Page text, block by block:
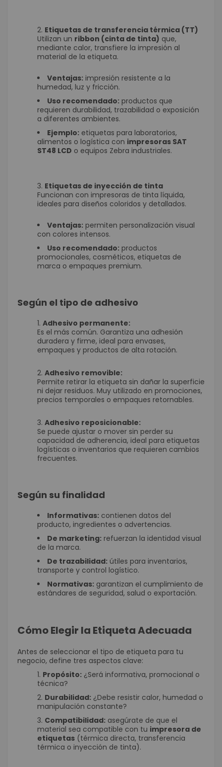
Etiquetas de transferencia térmica (TT)
Utilizan un ribbon (cinta de tinta) que,
mediante calor, transfiere la impresión al
material de la etiqueta.
Ventajas: impresión resistente a la
humedad, luz y fricción.
Uso recomendado: productos que
requieren durabilidad, trazabilidad o exposición
a diferentes ambientes.
Ejemplo: etiquetas para laboratorios,
alimentos o logística con impresoras SAT
ST48 LCD o equipos Zebra industriales.
Etiquetas de inyección de tinta
Funcionan con impresoras de tinta líquida,
ideales para diseños coloridos y detallados.
Ventajas: permiten personalización visual
con colores intensos.
Uso recomendado: productos
promocionales, cosméticos, etiquetas de
marca o empaques premium.
Según el tipo de adhesivo
Adhesivo permanente:
Es el más común. Garantiza una adhesión
duradera y firme, ideal para envases,
empaques y productos de alta rotación.
Adhesivo removible:
Permite retirar la etiqueta sin dañar la superficie
ni dejar residuos. Muy utilizado en promociones,
precios temporales o empaques retornables.
Adhesivo reposicionable:
Se puede ajustar o mover sin perder su
capacidad de adherencia, ideal para etiquetas
logísticas o inventarios que requieren cambios
frecuentes.
Según su finalidad
Informativas: contienen datos del
producto, ingredientes o advertencias.
De marketing: refuerzan la identidad visual
de la marca.
De trazabilidad: útiles para inventarios,
transporte y control logístico.
Normativas: garantizan el cumplimiento de
estándares de seguridad, salud o exportación.
Cómo Elegir la Etiqueta Adecuada
Antes de seleccionar el tipo de etiqueta para tu
negocio, define tres aspectos clave:
Propósito: ¿Será informativa, promocional o
técnica?
Durabilidad: ¿Debe resistir calor, humedad o
manipulación constante?
Compatibilidad: asegúrate de que el
material sea compatible con tu impresora de
etiquetas (térmica directa, transferencia
térmica o inyección de tinta).